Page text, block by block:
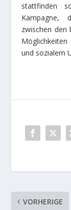
stattfinden
Kampagne,
zwischen den
und sozialem
VORHERIGE